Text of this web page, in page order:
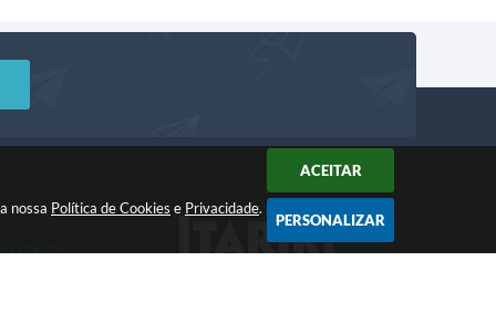
nossa Política de Cookies e Privacidade.
ACEITAR
PERSONALIZAR